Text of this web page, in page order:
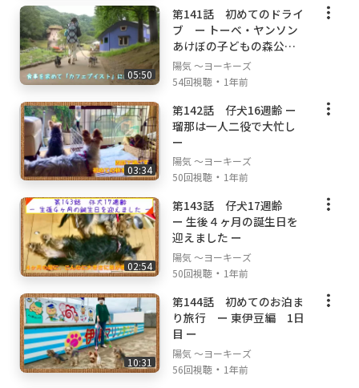
05:50
第141話 初めてのドライ
ブ ー トーベ・ヤンソン
あけぼの子どもの森公園
ー
陽気 ～ヨーキーズ
54回視聴 ・ 1年前
03:34
第142話 仔犬16週齢 ー
瑠那は一人二役で大忙し
ー
陽気 ～ヨーキーズ
50回視聴 ・ 1年前
02:54
第143話 仔犬17週齢
ー 生後４ヶ月の誕生日を
迎えました ー
陽気 ～ヨーキーズ
50回視聴 ・ 1年前
10:31
第144話 初めてのお泊ま
り旅行 ー 東伊豆編 1日
目 ー
陽気 ～ヨーキーズ
56回視聴 ・ 1年前